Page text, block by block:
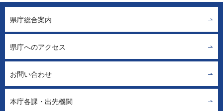
県庁総合案内
県庁へのアクセス
お問い合わせ
本庁各課・出先機関